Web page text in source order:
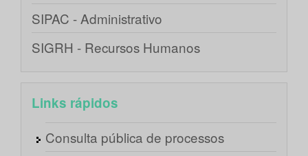
SIPAC - Administrativo
SIGRH - Recursos Humanos
Links rápidos
Consulta pública de processos